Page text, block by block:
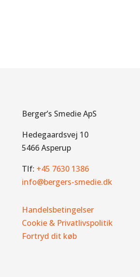
Berger’s Smedie ApS
Hedegaardsvej 10
5466 Asperup
Tlf: +45 7630 1386
info@bergers-smedie.dk
Handelsbetingelser
Cookie & Privatlivspolitik
Fortryd dit køb